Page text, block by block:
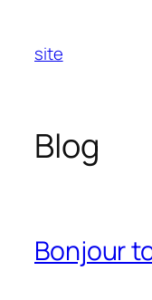
contenu
site
Blog
Bonjour